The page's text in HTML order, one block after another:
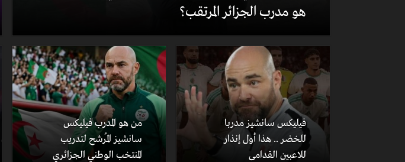
هو مدرب الجزائر المرتقب؟
فيليكس سانشيز مدربا
للخضر .. هذا أول إنذار
للاعبين القدامى
من هو المدرب فيليكس
سانشيز المُرشح لتدريب
المنتخب الوطني الجزائري